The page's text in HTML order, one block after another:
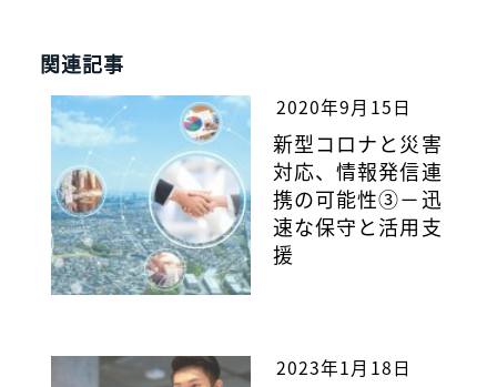
関連記事
2020年9月15日
新型コロナと災害
対応、情報発信連
携の可能性③－迅
速な保守と活用支
援
2023年1月18日